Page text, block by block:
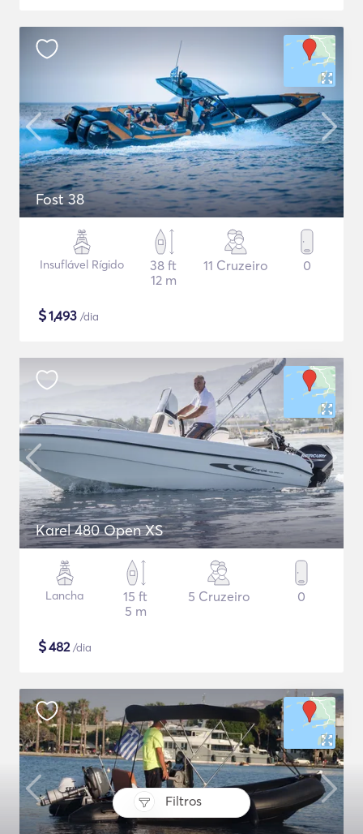
Filtros
Fost 38
Insuflável Rígido
38 ft
12 m
11 Cruzeiro 0
$1,493 /dia
Karel 480 Open XS
Lancha
15 ft
5 m
5 Cruzeiro 0
$482/dia